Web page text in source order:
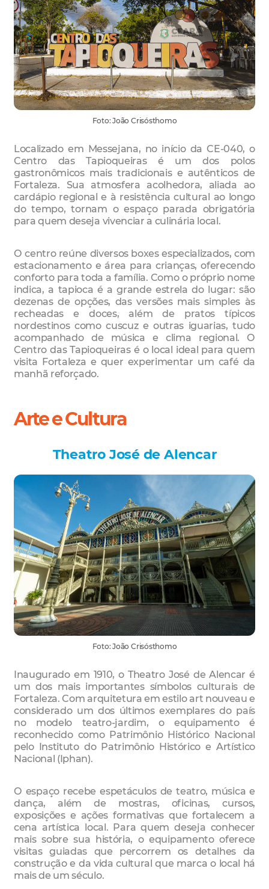
Foto: João Crisósthomo
Localizado em Messejana, no início da CE-040, o
Centro das Tapioqueiras é um dos polos
gastronômicos mais tradicionais e autênticos de
Fortaleza. Sua atmosfera acolhedora, aliada ao
cardápio regional e à resistência cultural ao longo
do tempo, tornam o espaço parada obrigatória
para quem deseja vivenciar a culinária local.
O centro reúne diversos boxes especializados, com
estacionamento e área para crianças, oferecendo
conforto para toda a família. Como o próprio nome
indica, a tapioca é a grande estrela do lugar: são
dezenas de opções, das versões mais simples às
recheadas e doces, além de pratos típicos
nordestinos como cuscuz e outras iguarias, tudo
acompanhado de música e clima regional. O
Centro das Tapioqueiras é o local ideal para quem
visita Fortaleza e quer experimentar um café da
manhã reforçado.
Arte e Cultura
Theatro José de Alencar
Foto: João Crisósthomo
Inaugurado em 1910, o Theatro José de Alencar é
um dos mais importantes símbolos culturais de
Fortaleza. Com arquitetura em estilo art nouveau e
considerado um dos últimos exemplares do país
no modelo teatro-jardim, o equipamento é
reconhecido como Patrimônio Histórico Nacional
pelo Instituto do Patrimônio Histórico e Artístico
Nacional (Iphan).
O espaço recebe espetáculos de teatro, música e
dança, além de mostras, oficinas, cursos,
exposições e ações formativas que fortalecem a
cena artística local. Para quem deseja conhecer
mais sobre sua história, o equipamento oferece
visitas guiadas que percorrem os detalhes da
construção e da vida cultural que marca o local há
mais de um século.